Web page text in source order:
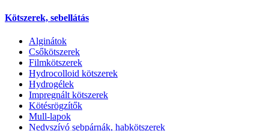
Kötszerek, sebellátás
Alginátok
Csőkötszerek
Filmkötszerek
Hydrocolloid kötszerek
Hydrogélek
Impregnált kötszerek
Kötésrögzítők
Mull-lapok
Nedvszívó sebpárnák, habkötszerek